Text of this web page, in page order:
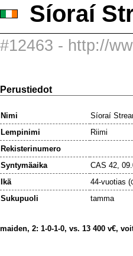
Síoraí
#12463 - http://
Perustiedot
Nimi
Síoraí
Lempinimi
Riimi
Rekisterinumero
Syntymäaika
CAS 42,
Ikä
44-vuotias (
Sukupuoli
tamma
maiden, 2: 1-0-1-0, vs. 13 400 v€,